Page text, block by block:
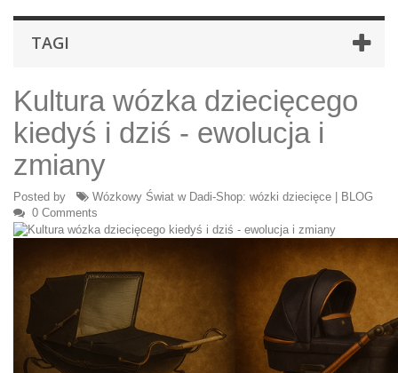
TAGI
Kultura wózka dziecięcego
kiedyś i dziś - ewolucja i
zmiany
Posted by
Wózkowy Świat w Dadi-Shop: wózki dziecięce | BLOG
0 Comments